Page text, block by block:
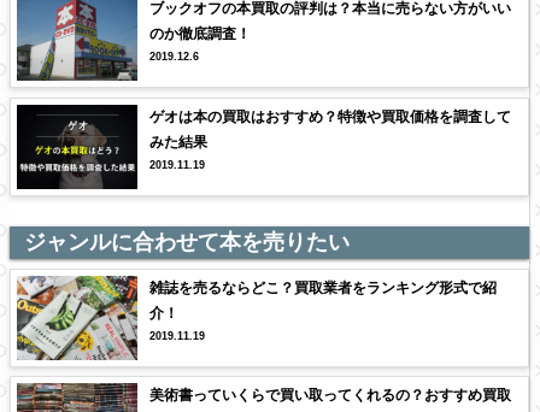
ブックオフの本買取の評判は？本当に売らない方がいい
のか徹底調査！
2019.12.6
ゲオは本の買取はおすすめ？特徴や買取価格を調査して
みた結果
2019.11.19
ジャンルに合わせて本を売りたい
雑誌を売るならどこ？買取業者をランキング形式で紹
介！
2019.11.19
美術書っていくらで買い取ってくれるの？おすすめ買取